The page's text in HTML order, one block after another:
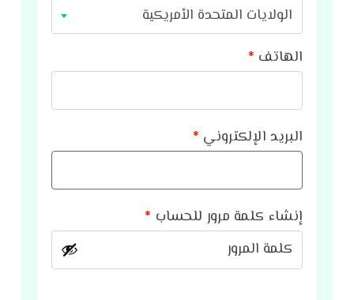
الولايات المتحدة الأمريكية
الهاتف *
البريد الإلكتروني *
إنشاء كلمة مرور للحساب *